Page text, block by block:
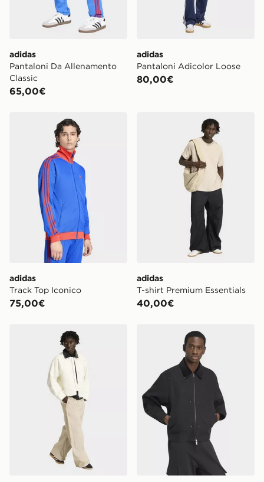
adidas
Pantaloni Da Allenamento
Classic
65,00€
adidas
Pantaloni Adicolor Loose
80,00€
adidas Track Top Iconico
adidas
Track Top Iconico
75,00€
adidas T-shirt Premium
adidas
T-shirt Premium Essentials
40,00€
adidas Pantaloni Larghi Premium Essentials
adidas Bomber Premium